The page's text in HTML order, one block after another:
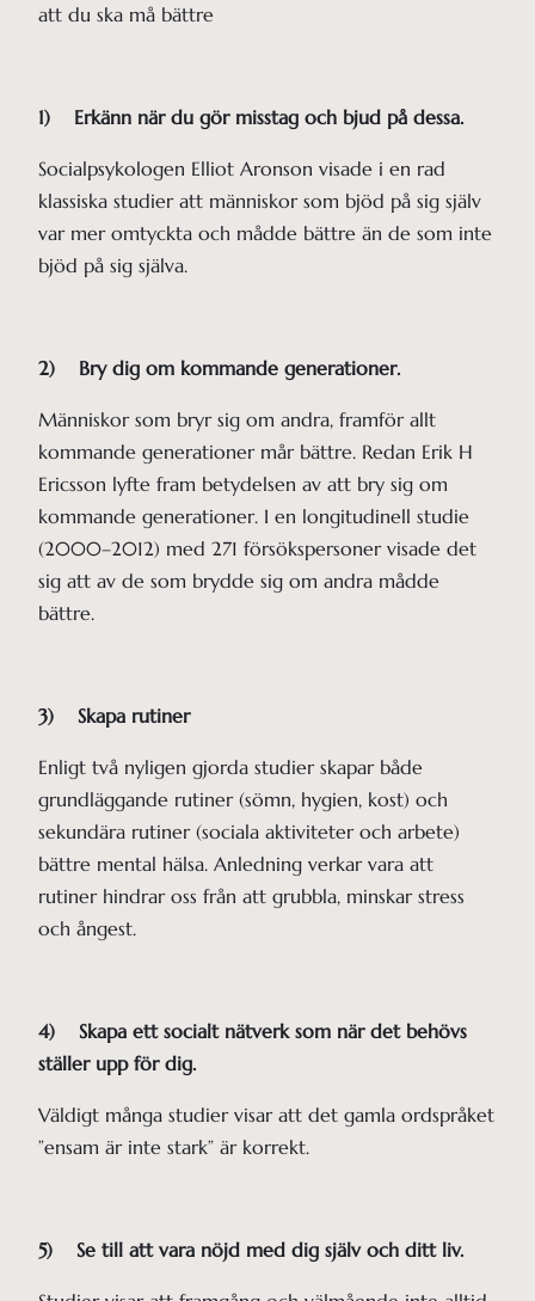
att du ska må bättre
1) Erkänn när du gör misstag och bjud på dessa.
Socialpsykologen Elliot Aronson visade i en rad
klassiska studier att människor som bjöd på sig själv
var mer omtyckta och mådde bättre än de som inte
bjöd på sig själva.
2) Bry dig om kommande generationer.
Människor som bryr sig om andra, framför allt
kommande generationer mår bättre. Redan Erik H
Ericsson lyfte fram betydelsen av att bry sig om
kommande generationer. I en longitudinell studie
(2000–2012) med 271 försökspersoner visade det
sig att av de som brydde sig om andra mådde
bättre.
3) Skapa rutiner
Enligt två nyligen gjorda studier skapar både
grundläggande rutiner (sömn, hygien, kost) och
sekundära rutiner (sociala aktiviteter och arbete)
bättre mental hälsa. Anledning verkar vara att
rutiner hindrar oss från att grubbla, minskar stress
och ångest.
4) Skapa ett socialt nätverk som när det behövs
ställer upp för dig.
Väldigt många studier visar att det gamla ordspråket
”ensam är inte stark” är korrekt.
5) Se till att vara nöjd med dig själv och ditt liv.